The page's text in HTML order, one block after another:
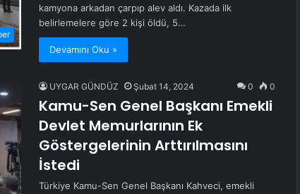
kamyona arkadan çarpıp alev aldı. Kazada ilk
belirlemelere göre 2 kişi öldü, 5…
Devamını Oku »
UYGAR GÜNDÜZ Şubat 14, 2024 0 0
Kamu-Sen Genel Başkanı Emekli
Devlet Memurlarının Ek
Göstergelerinin Arttırılmasını
İstedi
Türkiye Kamu-Sen Genel Başkanı Kahveci, emekli